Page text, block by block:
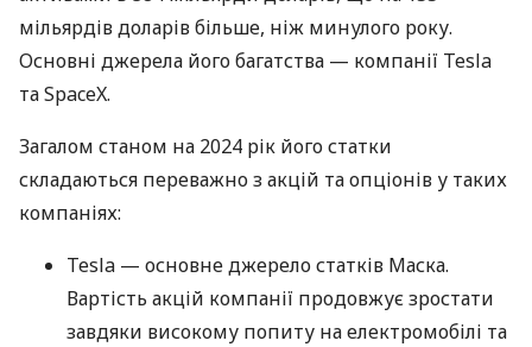
мільярдів доларів більше, ніж минулого року.
Основні джерела його багатства — компанії Tesla
та SpaceX.
Загалом станом на 2024 рік його статки
складаються переважно з акцій та опціонів у таких
компаніях:
Tesla — основне джерело статків Маска.
Вартість акцій компанії продовжує зростати
завдяки високому попиту на електромобілі та